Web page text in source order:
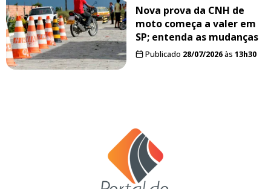
Nova prova da CNH de
moto começa a valer em
SP; entenda as mudanças
Publicado 28/07/2026às 13h30